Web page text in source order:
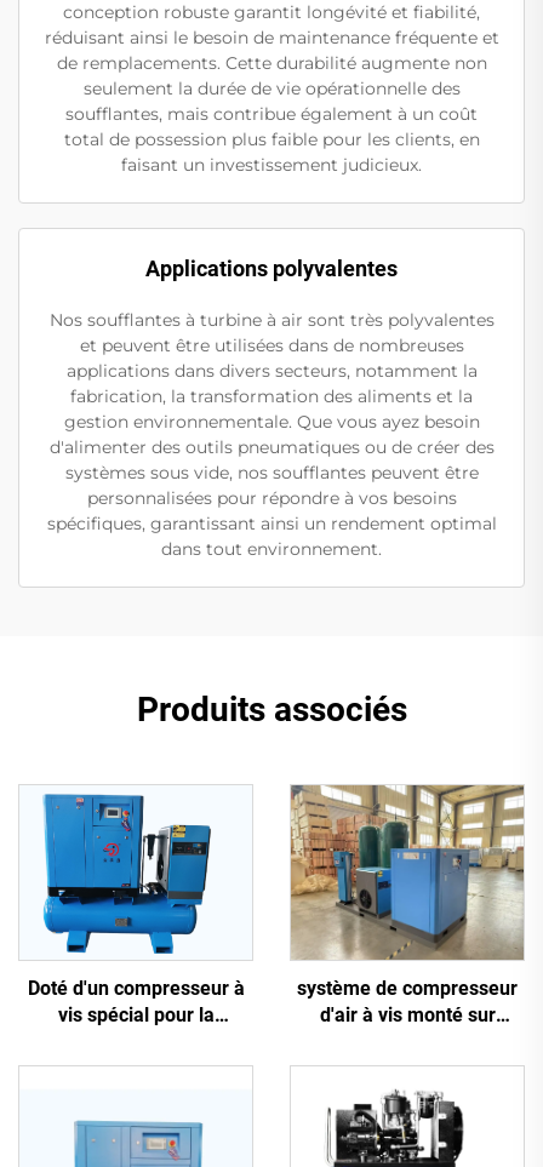
conception robuste garantit longévité et fiabilité,
réduisant ainsi le besoin de maintenance fréquente et
de remplacements. Cette durabilité augmente non
seulement la durée de vie opérationnelle des
soufflantes, mais contribue également à un coût
total de possession plus faible pour les clients, en
faisant un investissement judicieux.
Applications polyvalentes
Nos soufflantes à turbine à air sont très polyvalentes
et peuvent être utilisées dans de nombreuses
applications dans divers secteurs, notamment la
fabrication, la transformation des aliments et la
gestion environnementale. Que vous ayez besoin
d'alimenter des outils pneumatiques ou de créer des
systèmes sous vide, nos soufflantes peuvent être
personnalisées pour répondre à vos besoins
spécifiques, garantissant ainsi un rendement optimal
dans tout environnement.
Produits associés
Doté d'un compresseur à
vis spécial pour la
système de compresseur
d'air à vis monté sur
1, 16 kg, pour découpe
laser avec réservoir de
1200 L